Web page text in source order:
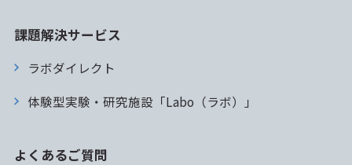
課題解決サービス
ラボダイレクト
体験型実験・研究施設「Labo（ラボ）」
よくあるご質問